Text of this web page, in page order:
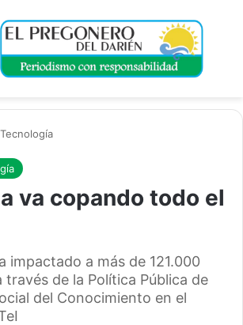
va copando todo el
impactado a más de 121.000
través de la Política Pública de
del Conocimiento en el